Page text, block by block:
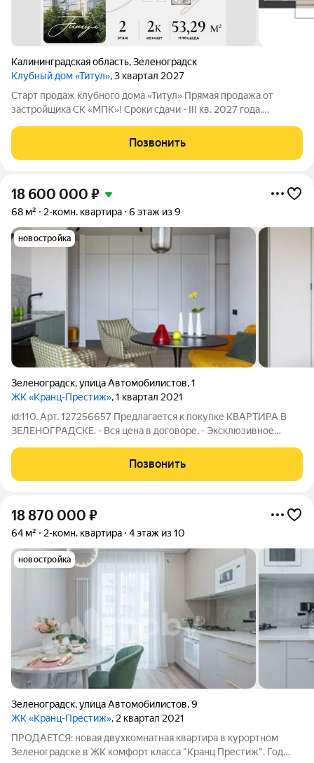
Калининградская область,Зеленоградск
Клубный дом «Титул», 3 квартал 2027
Старт продаж клубного дома «Титул» Прямая продажа от
застройщика СК «МПК»! Сроки сдачи - III кв. 2027 года.
стремится к эксклюзивности во всем, желает наслаждаться
неспешной жизнью у моря,
Позвонить
18 600 000 ₽
68 м² 2-комн. квартира 6 этаж из 9
новостройка
Зеленоградск,улица Автомобилистов,1
ЖК «Кранц-Престиж», 1 квартал 2021
id:110. Арт. 127256657 Предлагается к покупке КВАРТИРА В
ЗЕЛЕНОГРАДСКЕ. - Вся цена в договоре. - Эксклюзивное
качественных, дорогих материалов. - Все продумано до
мелочей. - Общая площадь квартиры 68 м2
Позвонить
18 870 000 ₽
64 м² 2-комн. квартира 4 этаж из 10
новостройка
Зеленоградск,улица Автомобилистов,9
ЖК «Кранц-Престиж», 2 квартал 2021
ПРОДАЕТСЯ: новая двухкомнатная квартира в курортном
Зеленоградске в ЖК комфорт класса "Кранц Престиж". Год